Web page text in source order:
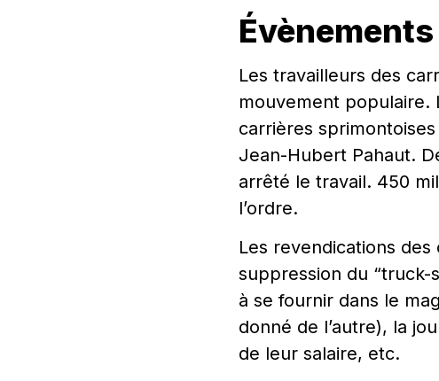
Évènements
Les travailleurs des
mouvement populaire.
carrières
Jean-Hubert Pahaut.
arrêté le travail. 450
l’ordre.
Les revendications
suppression du
à se fournir dans le
donné de l’autre), la
de leur salaire, etc.